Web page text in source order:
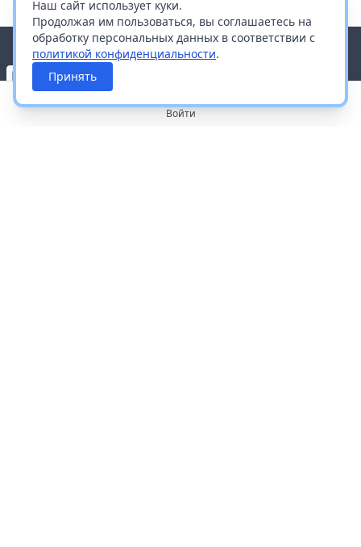
Наш сайт использует куки.
Продолжая им пользоваться, вы соглашаетесь на
обработку персональных данных в соответствии с
политикой конфиденциальности.
Принять
Войти